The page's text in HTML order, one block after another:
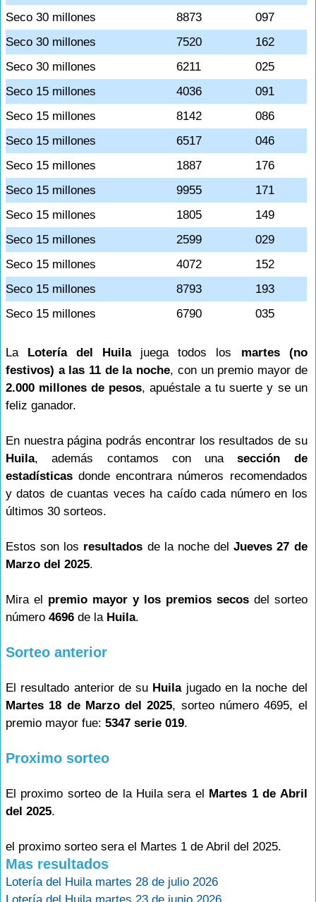
Seco 30 millones
8873
097
Seco 30 millones
7520
162
Seco 30 millones
6211
025
Seco 15 millones
4036
091
Seco 15 millones
8142
086
Seco 15 millones
6517
046
Seco 15 millones
1887
176
Seco 15 millones
9955
171
Seco 15 millones
1805
149
Seco 15 millones
2599
029
Seco 15 millones
4072
152
Seco 15 millones
8793
193
Seco 15 millones
6790 035
La Lotería del Huilajuega todos los martes (no
festivos) a las 11 de la noche, con un premio mayor de
2.000 millones de pesos, apuéstale a tu suerte y se un
feliz ganador.
En nuestra página podrás encontrar los resultados de su
Huila, además contamos con unasección de
estadísticas donde encontrara números recomendados
y datos de cuantas veces ha caído cada número en los
últimos 30 sorteos.
Estos son los resultados de la noche delJueves 27 de
Marzo del 2025.
Mira el premio mayor y los premios secosdel sorteo
número 4696 de la Huila.
Sorteo anterior
El resultado anterior de su Huilajugado en la noche del
Martes 18 de Marzo del 2025, sorteo número 4695, el
premio mayor fue: 5347 serie 019.
Proximo sorteo
El proximo sorteo de la Huila sera el Martes 1 de Abril
del 2025.
el proximo sorteo sera el Martes 1 de Abril del 2025.
Mas resultados
Lotería del Huila martes 28 de julio 2026